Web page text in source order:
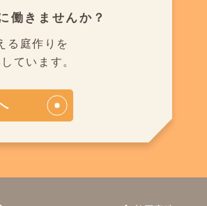
働きませんか？
る庭作りを
ています。